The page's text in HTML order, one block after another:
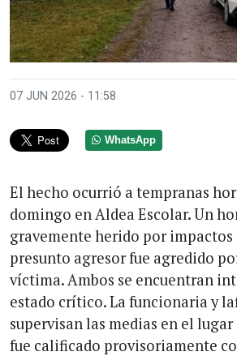
07 JUN 2026 - 11:58
WhatsApp
El hecho ocurrió a tempranas
domingo en Aldea Escolar. Un
gravemente herido por impactos
presunto agresor fue agredido
víctima. Ambos se encuentran
estado crítico. La funcionaria y
supervisan las medias en el
fue calificado provisoriamente